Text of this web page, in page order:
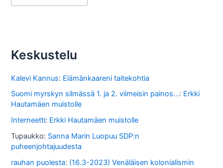
r
s
o
s
s
a
Keskustelu
Kalevi Kannus: Elämänkaareni taitekohtia
Suomi myrskyn silmässä 1. ja 2. viimeisin painos...: Erkki
Hautamäen muistolle
Interneetti: Erkki Hautamäen muistolle
Tupaukko: Sanna Marin Luopuu SDP:n
puheenjohtajuudesta
rauhan puolesta: (16.3-2023) Venäläisen kolonialismin